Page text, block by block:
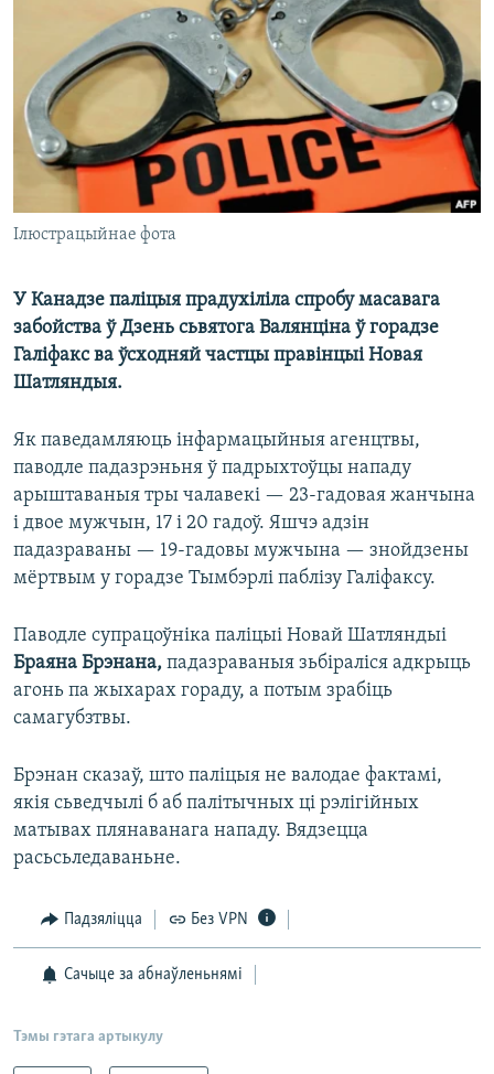
КАЛЯНДАР
НА ХВАЛЯХ СВАБОДЫ
Ілюстрацыйнае фота
У Канадзе паліцыя прадухіліла спробу масавага
забойства ў Дзень сьвятога Валянціна ў горадзе
Галіфакс ва ўсходняй частцы правінцыі Новая
Шатляндыя.
Як паведамляюць інфармацыйныя агенцтвы,
паводле падазрэньня ў падрыхтоўцы нападу
арыштаваныя тры чалавекі — 23-гадовая жанчына
і двое мужчын, 17 і 20 гадоў. Яшчэ адзін
падазраваны — 19-гадовы мужчына — знойдзены
мёртвым у горадзе Тымбэрлі паблізу Галіфаксу.
Паводле супрацоўніка паліцыі Новай Шатляндыі
Браяна Брэнана, падазраваныя зьбіраліся адкрыць
агонь па жыхарах гораду, а потым зрабіць
самагубзтвы.
Брэнан сказаў, што паліцыя не валодае фактамі,
якія сьведчылі б аб палітычных ці рэлігійных
матывах плянаванага нападу. Вядзецца
расьсьледаваньне.
Падзяліцца Без VPN
Сачыце за абнаўленьнямі
Тэмы гэтага артыкулу